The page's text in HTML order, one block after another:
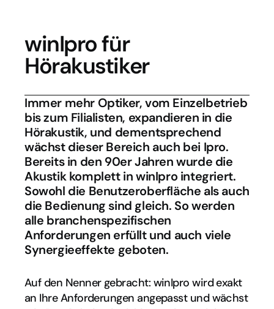
winIpro für
Hörakustiker
Immer mehr Optiker, vom Einzelbetrieb
bis zum Filialisten, expandieren in die
Hörakustik, und dementsprechend
wächst dieser Bereich auch bei Ipro.
Bereits in den 90er Jahren wurde die
Akustik komplett in winIpro integriert.
Sowohl die Benutzeroberfläche als auch
die Bedienung sind gleich. So werden
alle branchenspezifischen
Anforderungen erfüllt und auch viele
Synergieeffekte geboten.
Auf den Nenner gebracht: winIpro wird exakt
an Ihre Anforderungen angepasst und wächst